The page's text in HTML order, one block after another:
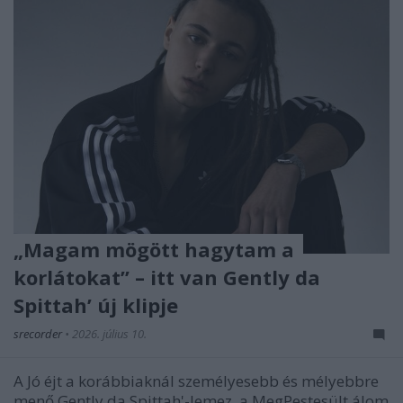
„Magam mögött hagytam a
korlátokat” – itt van Gently da
Spittah’ új klipje
srecorder • 2026. július 10.
A Jó éjt a korábbiaknál személyesebb és mélyebbre